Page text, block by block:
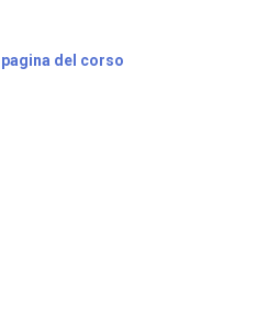
del corso
particolari.